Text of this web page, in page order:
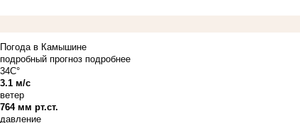
Погода в Камышине
подробный прогноз подробнее
34C°
3.1 м/с
ветер
764 мм рт.ст.
давление